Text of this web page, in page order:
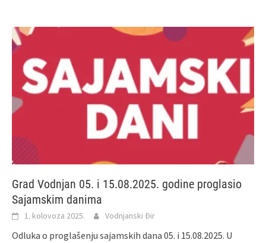
Grad Vodnjan 05. i 15.08.2025. godine proglasio
Sajamskim danima
1. kolovoza 2025. Vodnjanski Đir
Odluka o proglašenju sajamskih dana 05. i 15.08.2025. U